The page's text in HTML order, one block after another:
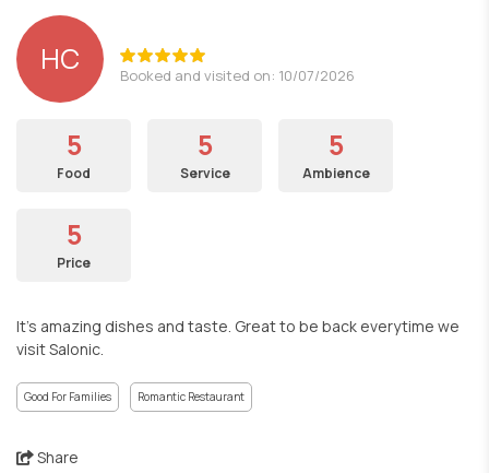
HC Booked and visited on: 10/07/2026
5
Food
5
Service
5
Ambience
5
Price
It’s amazing dishes and taste. Great to be back everytime we
visit Salonic.
Good For Families Romantic Restaurant
Share